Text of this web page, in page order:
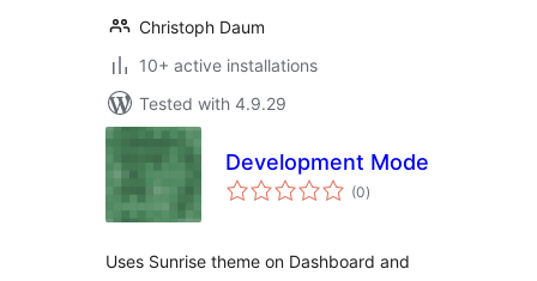
Christoph Daum
10+ active installations
Tested with 4.9.29
Development Mode
(0total
ratings
)
Uses Sunrise theme on Dashboard and